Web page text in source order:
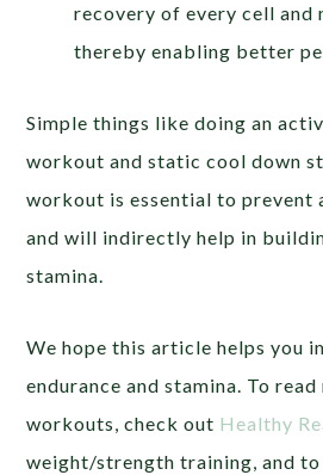
recovery of every cell and
thereby enabling better
Simple things like doing an
workout and static cool down
workout is essential to prevent
and will indirectly help in
stamina.
We hope this article helps you
endurance and stamina. To
workouts, check out Healthy
weight/strength training, and